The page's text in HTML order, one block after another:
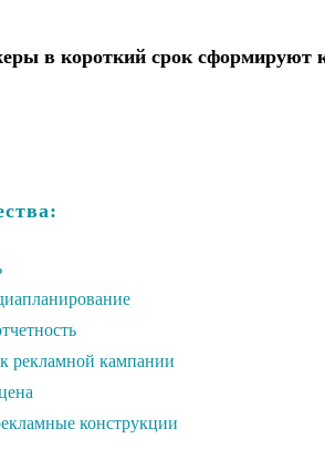
в короткий срок сформируют
рекламной кампании
конструкции